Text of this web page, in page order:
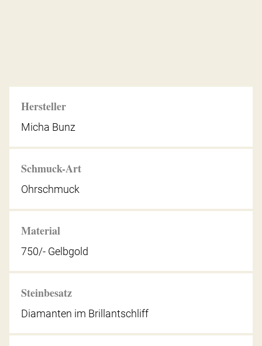
Hersteller
Micha Bunz
Schmuck-Art
Ohrschmuck
Material
750/- Gelbgold
Steinbesatz
Diamanten im Brillantschliff